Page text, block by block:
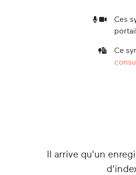
Ces
portail.
Ce
Il arrive qu'un